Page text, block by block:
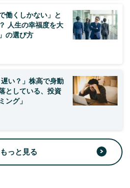
働くしかない」と
人生の幸福度を大
の選び方
遅い？」株高で身動
としている、投資
ング」
もっと見る